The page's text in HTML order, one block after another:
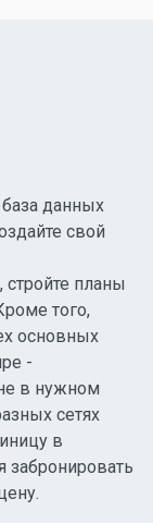
данных
свой
стройте планы
того,
основных
-
в нужном
сетях
в
забронировать